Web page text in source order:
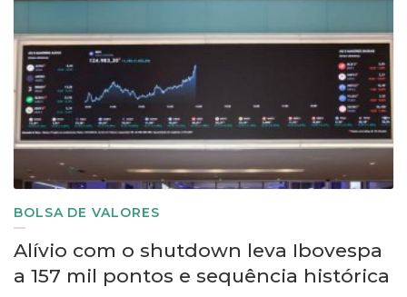
BOLSA DE VALORES
Alívio com o shutdown leva Ibovespa
a 157 mil pontos e sequência histórica